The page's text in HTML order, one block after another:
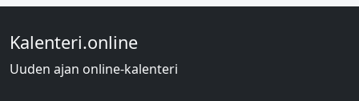
Kalenteri.online
Uuden ajan online-kalenteri